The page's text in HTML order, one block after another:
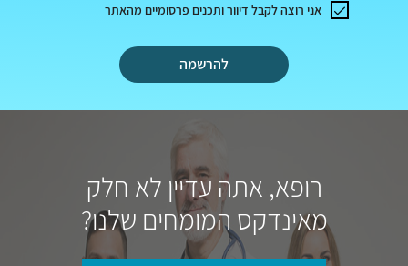
להרשמה
אני רוצה לקבל דיוור ותכנים פרסומיים מהאתר
רופא, אתה עדיין לא חלק
מאינדקס המומחים שלנו?